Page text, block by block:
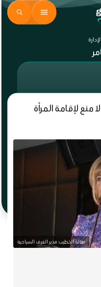
لإقامة المرأة
هالة الخطيب مدير الغرف السياحية